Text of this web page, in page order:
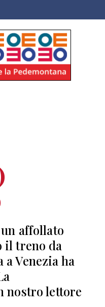
affollato
il treno da
a Venezia ha
nostro lettore